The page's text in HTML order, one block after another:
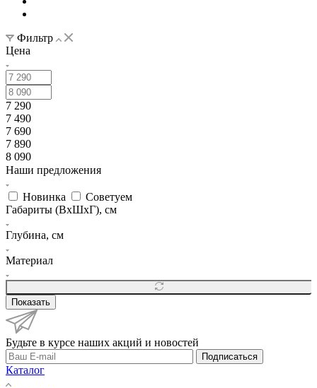
Фильтр
Цена
7 290
7 490
7 690
7 890
8 090
Наши предложения
Новинка
Советуем
Габариты (ВхШхГ), см
Глубина, см
Материал
Показать
Будьте в курсе наших акций и новостей
Подписаться
Каталог